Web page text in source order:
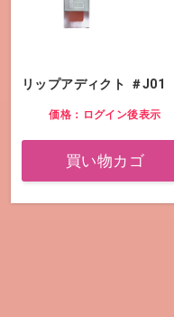
リップアディクト ＃J01
価格：ログイン後表示
買い物カゴ